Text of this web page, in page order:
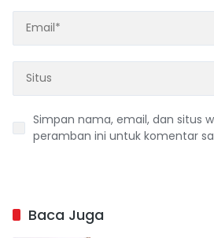
Simpan nama, email, dan situs
peramban ini untuk komentar
Baca Juga